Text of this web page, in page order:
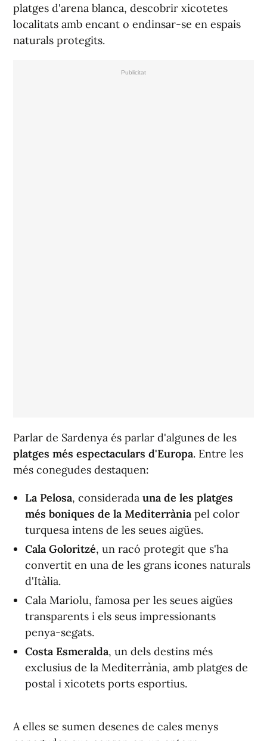
platges d'arena blanca, descobrir xicotetes
localitats amb encant o endinsar-se en espais
naturals protegits.
Parlar de Sardenya és parlar d'algunes de les
platges més espectaculars d'Europa. Entre les
més conegudes destaquen:
La Pelosa, considerada una de les platges
més boniques de la Mediterrània pel color
turquesa intens de les seues aigües.
Cala Goloritzé, un racó protegit que s'ha
convertit en una de les grans icones naturals
d'Itàlia.
Cala Mariolu, famosa per les seues aigües
transparents i els seus impressionants
penya-segats.
Costa Esmeralda, un dels destins més
exclusius de la Mediterrània, amb platges de
postal i xicotets ports esportius.
A elles se sumen desenes de cales menys